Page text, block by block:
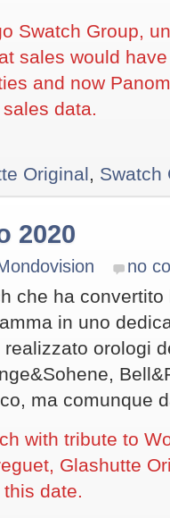
Swatch Group,
sales would
and now
data.
Original Swatch
2020
no
che ha
in uno
orologi
ma comunque
with tribute to
Glashutte
date.